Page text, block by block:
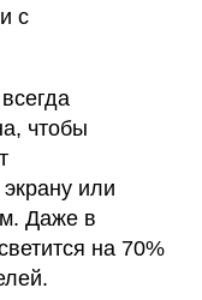
с
чтобы
или
Даже в
на 70%